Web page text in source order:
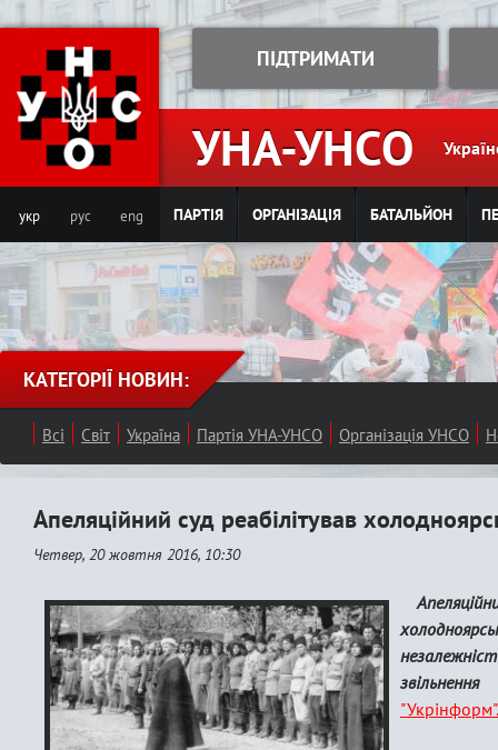
Jump to navigation
УНА-УНСО
ПІДТРИМАТИ
укр рус eng ПАРТІЯ ОРГАНІЗАЦІЯ БАТАЛЬЙОН
КАТЕГОРІЇ НОВИН:
Всі Світ Україна Партія УНА-УНСО Організація УНСО
Апеляційний суд реабілітував
Четвер, 20 жовтня 2016, 10:30
"Укрінформ".